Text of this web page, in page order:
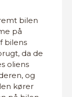
bilen
på
bilens
da de
oliens
og
kører